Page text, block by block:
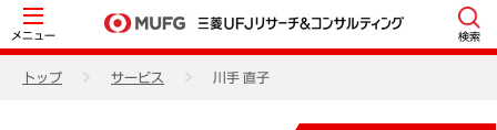
メニュー 検索
トップ サービス 川手 直子